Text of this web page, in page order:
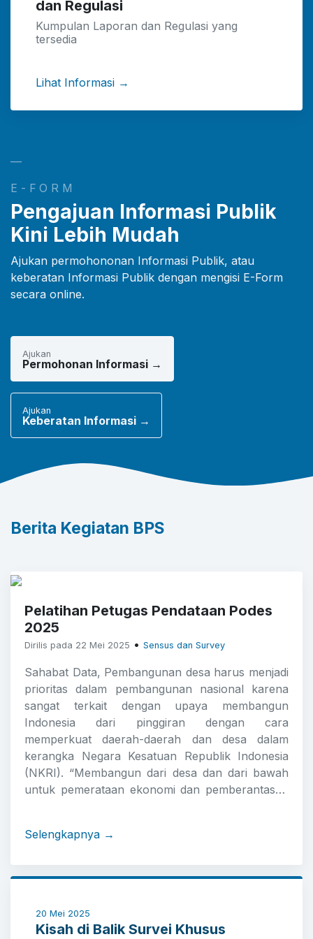
dan Regulasi
Kumpulan Laporan dan Regulasi yang
tersedia
Lihat Informasi →
—
E-FORM
Pengajuan Informasi Publik
Kini Lebih Mudah
Ajukan permohononan Informasi Publik, atau
keberatan Informasi Publik dengan mengisi E-Form
secara online.
Ajukan
Permohonan Informasi →
Ajukan
Keberatan Informasi →
Berita Kegiatan BPS
Pelatihan Petugas Pendataan Podes
2025
Dirilis pada 22 Mei 2025 • Sensus dan Survey
Sahabat Data, Pembangunan desa harus menjadi
prioritas dalam pembangunan nasional karena
sangat terkait dengan upaya membangun
Indonesia dari pinggiran dengan cara
memperkuat daerah-daerah dan desa dalam
kerangka Negara Kesatuan Republik Indonesia
(NKRI). “Membangun dari desa dan dari bawah
untuk pemerataan ekonomi dan pemberantasan
pembangunan tidak akan memiliki arah yang
dan benar.Pada Tahun 2025, Badan Pusat
disebut Potensi Desa (PODES). Kegiatan ini
Selengkapnya →
20 Mei 2025
Kisah di Balik Survei Khusus